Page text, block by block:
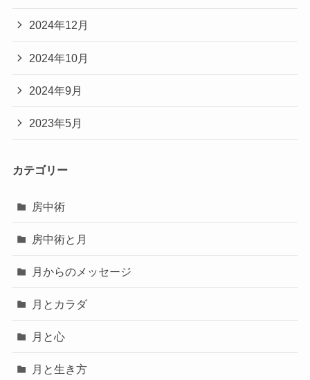
2024年12月
2024年10月
2024年9月
2023年5月
カテゴリー
房中術
房中術と月
月からのメッセージ
月とカラダ
月と心
月と生き方